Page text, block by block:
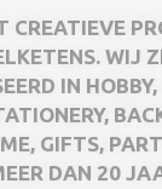
CREATIEVE
WIJ
IN
GIFTS,
DAN 20